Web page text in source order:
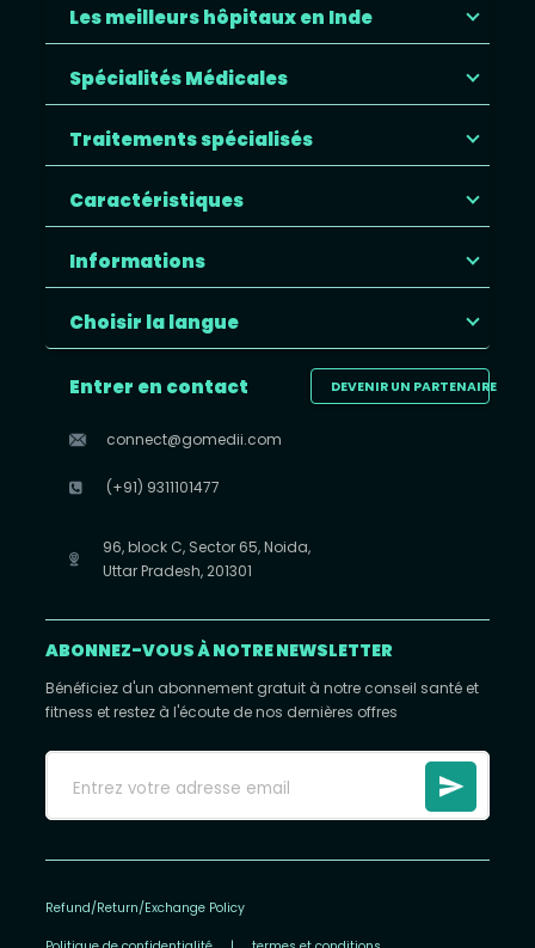
Les meilleurs hôpitaux en Inde
Spécialités Médicales
Traitements spécialisés
Caractéristiques
Informations
Choisir la langue
DEVENIR UN PARTENAIRE
Entrer en contact
connect@gomedii.com
(+91) 9311101477
96, block C, Sector 65, Noida,
Uttar Pradesh, 201301
ABONNEZ-VOUS À NOTRE NEWSLETTER
Bénéficiez d'un abonnement gratuit à notre conseil santé et
fitness et restez à l'écoute de nos dernières offres
Refund/Return/Exchange Policy